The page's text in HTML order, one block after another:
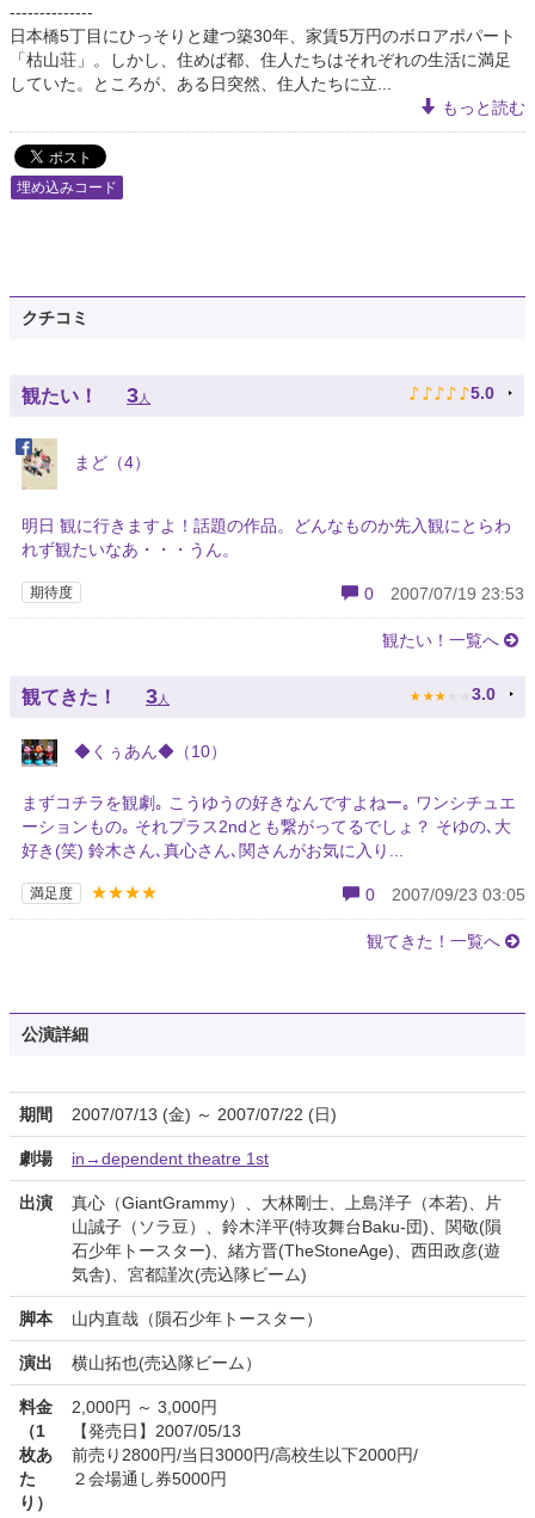
--------------
日本橋5丁目にひっそりと建つ築30年、家賃5万円のボロアポパート
「枯山荘」。しかし、住めば都、住人たちはそれぞれの生活に満足
していた。ところが、ある日突然、住人たちに立...
もっと読む
埋め込みコード
クチコミ
観たい！ 3人 ♪ ♪ ♪ ♪ ♪ 5.0
まど（4）
明日 観に行きますよ！話題の作品。どんなものか先入観にとらわ
れず観たいなあ・・・うん。
期待度 0 2007/07/19 23:53
観たい！一覧へ
観てきた！ 3人 ★ ★ ★ ★ ★ 3.0
◆くぅあん◆（10）
まずコチラを観劇｡ こうゆうの好きなんですよねー｡ ワンシチュエ
ーションもの｡ それプラス2ndとも繋がってるでしょ？ そゆの､大
好き(笑) 鈴木さん､真心さん､関さんがお気に入り...
満足度 ★★★★ 0 2007/09/23 03:05
観てきた！一覧へ
公演詳細
期間 2007/07/13 (金) ～ 2007/07/22 (日)
劇場 in→dependent theatre 1st
出演
真心（GiantGrammy）、大林剛士、上島洋子（本若)、片
山誠子（ソラ豆）、鈴木洋平(特攻舞台Baku-団)、関敬(隕
石少年トースター)、緒方晋(TheStoneAge)、西田政彦(遊
気舎)、宮都謹次(売込隊ビーム)
脚本 山内直哉（隕石少年トースター）
演出 横山拓也(売込隊ビーム）
料金
（1
枚あ
た
り）
2,000円 ～ 3,000円
【発売日】2007/05/13
前売り2800円/当日3000円/高校生以下2000円/
２会場通し券5000円